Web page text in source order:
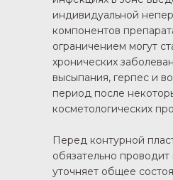
индивидуальной
компонентов
ограничением могут
хронических
высыпания, герпес и
период после
косметологических
Перед контурной
обязательно проводит
уточняет общее